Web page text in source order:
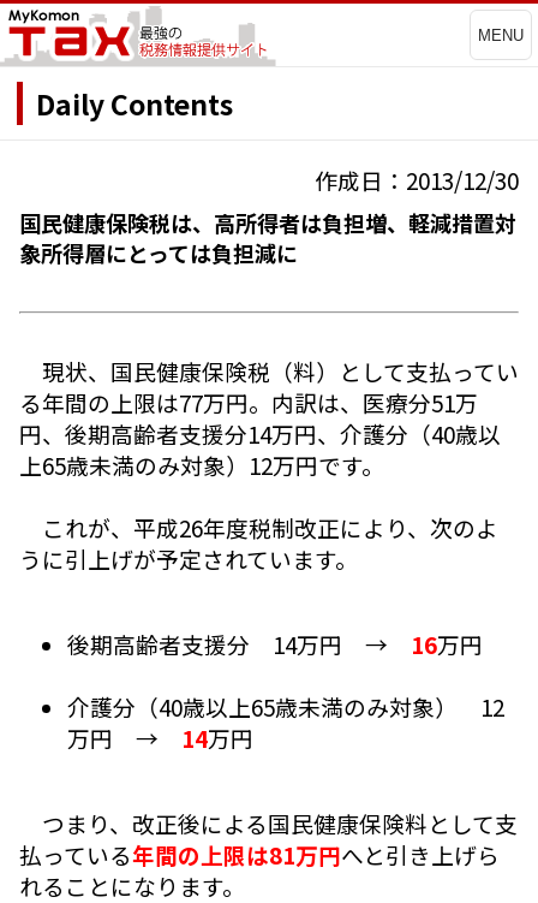
MENU
Daily Contents
作成日：2013/12/30
国民健康保険税は、高所得者は負担増、軽減措置対
象所得層にとっては負担減に
現状、国民健康保険税（料）として支払ってい
る年間の上限は77万円。内訳は、医療分51万
円、後期高齢者支援分14万円、介護分（40歳以
上65歳未満のみ対象）12万円です。
これが、平成26年度税制改正により、次のよ
うに引上げが予定されています。
後期高齢者支援分 14万円 → 16万円
介護分（40歳以上65歳未満のみ対象） 12
万円 → 14万円
つまり、改正後による国民健康保険料として支
払っている年間の上限は81万円へと引き上げら
れることになります。